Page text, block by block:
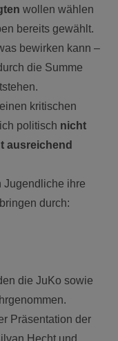
wollen wählen
bereits gewählt.
bewirken kann –
die Summe
kritischen
politisch nicht
ausreichend
Jugendliche ihre
durch:
die JuKo sowie